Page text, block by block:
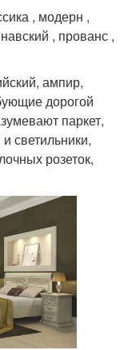
, модерн ,
, прованс ,
ампир,
дорогой
паркет,
светильники,
розеток,